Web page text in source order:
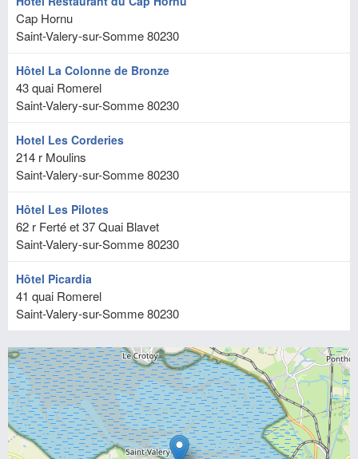
Cap Hornu
Saint-Valery-sur-Somme80230
Hôtel La Colonne de Bronze
43 quai Romerel
Saint-Valery-sur-Somme80230
Hotel Les Corderies
214 r Moulins
Saint-Valery-sur-Somme80230
Hôtel Les Pilotes
62 r Ferté et 37 Quai Blavet
Saint-Valery-sur-Somme80230
Hôtel Picardia
41 quai Romerel
Saint-Valery-sur-Somme80230